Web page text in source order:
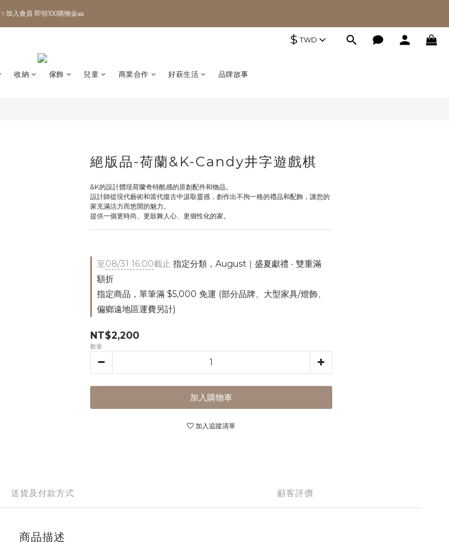
✨加入會員 即領100購物金🎫
✨加入會員 即領100購物金🎫
$ TWD
收納 傢飾 兒童 商業合作 好萩生活 品牌故事
絕版品-荷蘭&K-Candy井字遊戲棋
&K的設計體現荷蘭奇特酷感的原創配件和物品。
設計師從現代藝術和當代復古中汲取靈感，創作出不拘一格的禮品和配飾，讓您的
家充滿活力而悠閒的魅力。
提供一個更時尚、更鼓舞人心、更個性化的家。
至08/31 16:00截止 指定分類，August｜盛夏獻禮 ‧ 雙重滿
額折
指定商品，單筆滿 $5,000 免運 (部分品牌、大型家具/燈飾、
偏鄉遠地區運費另計)
NT$2,200
數量
加入購物車
加入追蹤清單
送貨及付款方式 顧客評價
商品描述